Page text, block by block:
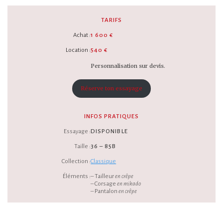
TARIFS
Achat :
Location :
1 600 €
540 €
Personnalisation sur devis.
Réserve ton essayage
INFOS PRATIQUES
Essayage :
Taille :
Collection :
Éléments :
DISPONIBLE
36 – 85B
Classique
– Tailleuren crêpe
– Corsageen mikado
– Pantalonen crêpe